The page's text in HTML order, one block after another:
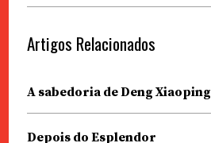
Artigos Relacionados
A sabedoria de Deng Xiaoping
Depois do Esplendor